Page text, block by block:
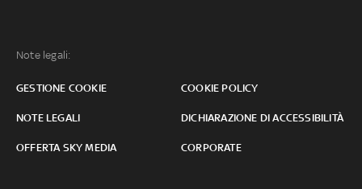
Note legali:
GESTIONE COOKIE COOKIE POLICY
NOTE LEGALI DICHIARAZIONE DI ACCESSIBILITÀ
OFFERTA SKY MEDIA CORPORATE